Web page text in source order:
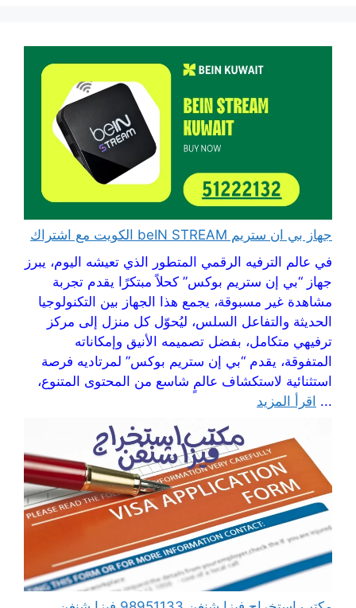
جهاز بي ان ستريم beIN STREAM الكويت مع اشتراك
في عالم الترفيه الرقمي المتطور الذي تعيشه اليوم، يبرز
جهاز “بي إن ستريم بوكس” كحلاً مبتكرًا يقدم تجربة
مشاهدة غير مسبوقة، يجمع هذا الجهاز بين التكنولوجيا
الحديثة والتفاعل السلس، ليُحوّل كل منزل إلى مركز
ترفيهي متكامل، بفضل تصميمه الأنيق وإمكاناته
المتفوقة، يقدم “بي إن ستريم بوكس” لمرتاديه فرصة
استثنائية لاستكشاف عالمٍ شاسع من المحتوى المتنوع،
... اقرأ المزيد